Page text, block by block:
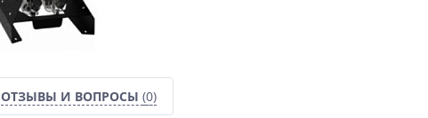
ОТЗЫВЫ И ВОПРОСЫ (0)